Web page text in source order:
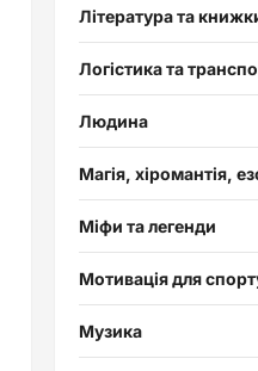
Література та
Логістика та
Людина
Магія, хіромантія,
Міфи та легенди
Мотивація для
Музика